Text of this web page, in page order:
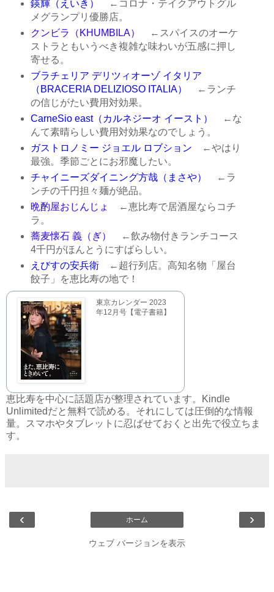
鍈輝（えいき）
←コロナ・テイクアウトグル
メグランプリ優勝店。
クンビラ（KHUMBILA）
←スパイスのオーケ
ストラともいうべき複雑な味わいが五感に押し
寄せる。
ブラチェリア デリツィオーゾ イタリア
（BRACERIA DELIZIOSO ITALIA）
←ランチ
の信じがたい費用対効果。
CarneSio east（カルネジーオ イースト）
←な
んて素晴らしい費用対効果なのでしょう。
ガストロノミー ジョエル ロブション ←やはり
最強。季節ごとにお邪魔したい。
チャイニーズダイニング方哉（まさや）
←ラ
ンチの千円担々麺が絶品。
晩酌屋おじんじょ
←恵比寿で居酒屋ならコチ
ラ。
蕎麦懐石 義（ぎ）
←飲み物付きランチコース
4千円がほんとうにすばらしい。
えびすの安兵衛←超行列店。高知名物「屋台
餃子」を恵比寿の地で！
東京カレンダー 2023
年12月号【電子書籍】
恵比寿を中心に話題店が整理されています。Kindle
Unlimitedだと無料で読める。それにしては圧倒的な情報
量。スマホやタブレットに忍ばせておくと出先で役立ちま
す。
‹ ›
ホーム
ウェブ バージョンを表示